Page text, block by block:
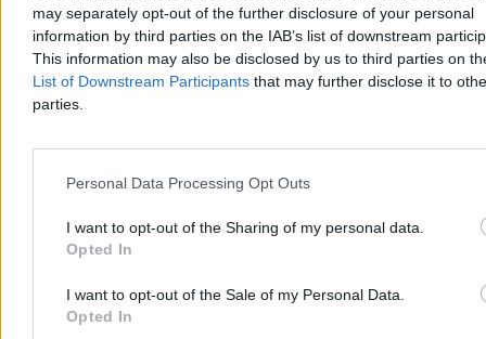
may separately opt-out of the further disclosure of your personal
information by third parties on the IAB’s list of downstream
This information may also be disclosed by us to third parties on
List of Downstream Participants that may further disclose it to
parties.
Personal Data Processing Opt Outs
I want to opt-out of the Sharing of my personal data.
Opted In
I want to opt-out of the Sale of my Personal Data.
Opted In